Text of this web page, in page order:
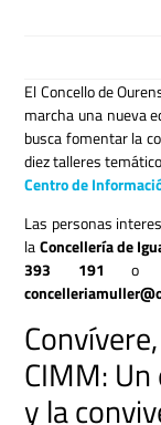
El Concello de
marcha una nueva
busca fomentar la
diez talleres
Centro de
Las personas
laConcellería de
393 191 o
CIMM:
y la